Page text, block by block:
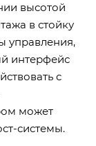
высотой
в стойку
управления,
интерфейс
с
может
системы.